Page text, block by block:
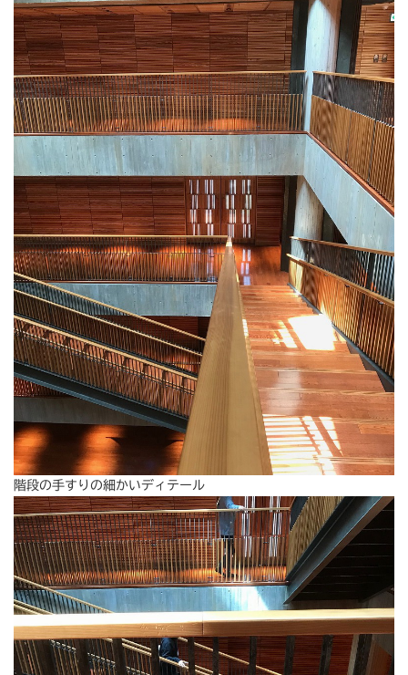
階段の手すりの細かいディテール